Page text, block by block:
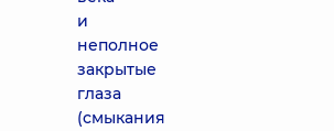
и
неполное
закрытые
глаза
(смыкания